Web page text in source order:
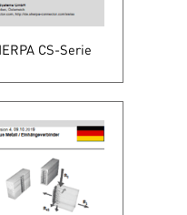
CS-Serie